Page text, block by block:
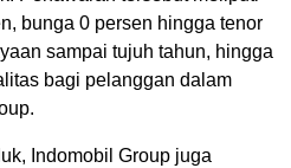
bunga 0 persen hingga tenor
sampai tujuh tahun, hingga
bagi pelanggan dalam
Indomobil Group juga